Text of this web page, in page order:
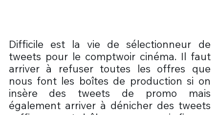
Difficile est la vie de sélectionneur de
tweets pour le comptwoir cinéma. Il faut
arriver à refuser toutes les offres que
nous font les boîtes de production si on
insère des tweets de promo mais
également arriver à dénicher des tweets